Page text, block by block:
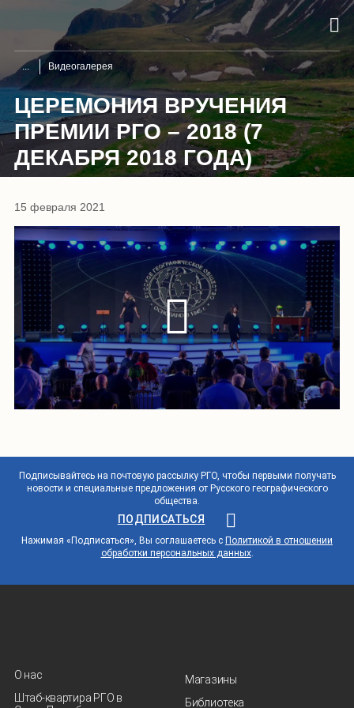
Видеогалерея
ЦЕРЕМОНИЯ ВРУЧЕНИЯ
ПРЕМИИ РГО – 2018 (7
ДЕКАБРЯ 2018 ГОДА)
15 февраля 2021
Подписывайтесь на почтовую рассылку РГО, чтобы первыми получать
новости и специальные предложения от Русского географического
общества.
ПОДПИСАТЬСЯ
Нажимая «Подписаться», Вы соглашаетесь с Политикой в отношении
обработки персональных данных.
О нас
Штаб-квартира РГО в
Магазины
Библиотека